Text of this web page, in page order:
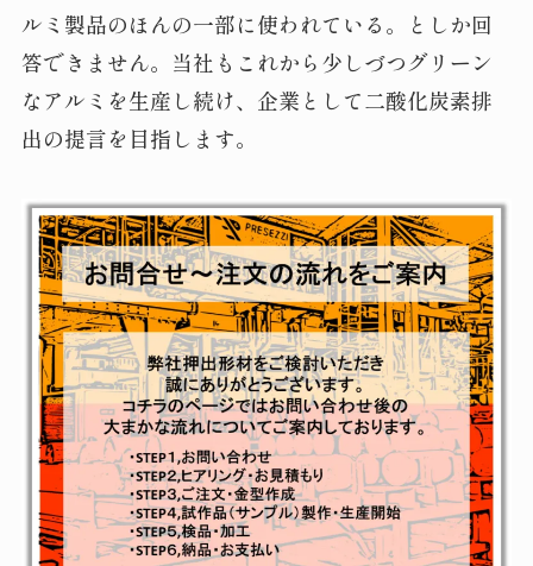
ルミ製品のほんの一部に使われている。としか回
答できません。当社もこれから少しづつグリーン
なアルミを生産し続け、企業として二酸化炭素排
出の提言を目指します。